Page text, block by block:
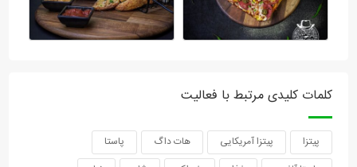
کلمات کلیدی مرتبط با فعالیت
پیتزا پیتزا آمریکایی هات داگ
پاستا